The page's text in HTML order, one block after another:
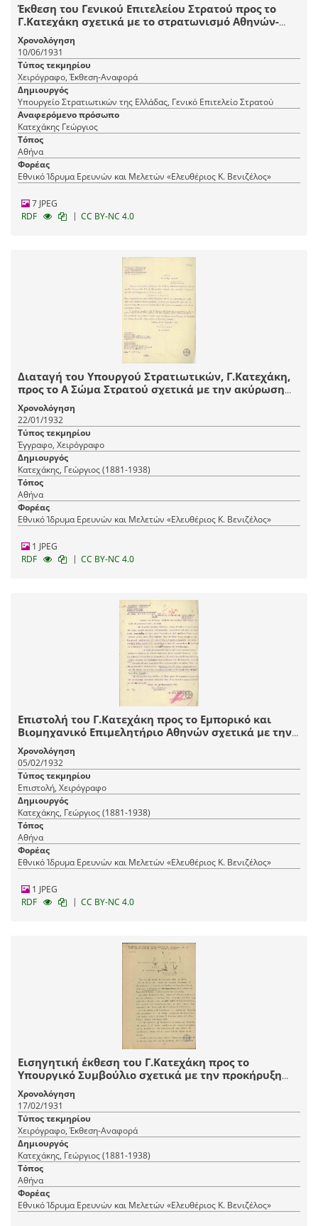
Έκθεση του Γενικού Επιτελείου Στρατού προς το
Γ.Κατεχάκη σχετικά με το στρατωνισμό Αθηνών-
Πειραιώς.
Χρονολόγηση
10/06/1931
Τύπος τεκμηρίου
Χειρόγραφο, Έκθεση-Αναφορά
Δημιουργός
Υπουργείο Στρατιωτικών της Ελλάδας, Γενικό Επιτελείο Στρατού
Αναφερόμενο πρόσωπο
Κατεχάκης Γεώργιος
Τόπος
Αθήνα
Φορέας
Εθνικό Ίδρυμα Ερευνών και Μελετών «Ελευθέριος Κ. Βενιζέλος»
7 JPEG
RDF
| CC BY-NC 4.0
Διαταγή του Υπουργού Στρατιωτικών, Γ.Κατεχάκη,
προς το Α Σώμα Στρατού σχετικά με την ακύρωση
προηγούμενης διαταγής.
Χρονολόγηση
22/01/1932
Τύπος τεκμηρίου
Έγγραφο, Χειρόγραφο
Δημιουργός
Κατεχάκης, Γεώργιος (1881-1938)
Τόπος
Αθήνα
Φορέας
Εθνικό Ίδρυμα Ερευνών και Μελετών «Ελευθέριος Κ. Βενιζέλος»
1 JPEG
RDF
| CC BY-NC 4.0
Επιστολή του Γ.Κατεχάκη προς το Εμπορικό και
Βιομηχανικό Επιμελητήριο Αθηνών σχετικά με την
επένδυση τοίχων στη Σχολή Ευελπίδων.
Χρονολόγηση
05/02/1932
Τύπος τεκμηρίου
Επιστολή, Χειρόγραφο
Δημιουργός
Κατεχάκης, Γεώργιος (1881-1938)
Τόπος
Αθήνα
Φορέας
Εθνικό Ίδρυμα Ερευνών και Μελετών «Ελευθέριος Κ. Βενιζέλος»
1 JPEG
RDF
| CC BY-NC 4.0
Εισηγητική έκθεση του Γ.Κατεχάκη προς το
Υπουργικό Συμβούλιο σχετικά με την προκήρυξη
μειοδοτικού διαγωνισμού για τη συμπλήρωση των
αναγκών στρατωνισμού των φρουρών Αθηνών-
Πειραιώς.
Χρονολόγηση
17/02/1931
Τύπος τεκμηρίου
Χειρόγραφο, Έκθεση-Αναφορά
Δημιουργός
Κατεχάκης, Γεώργιος (1881-1938)
Τόπος
Αθήνα
Φορέας
Εθνικό Ίδρυμα Ερευνών και Μελετών «Ελευθέριος Κ. Βενιζέλος»